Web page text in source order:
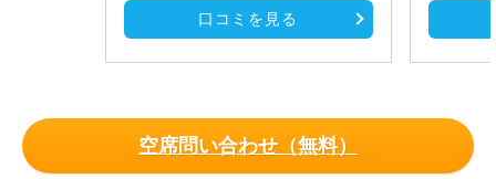
口コミを見る
空席問い合わせ（無料）